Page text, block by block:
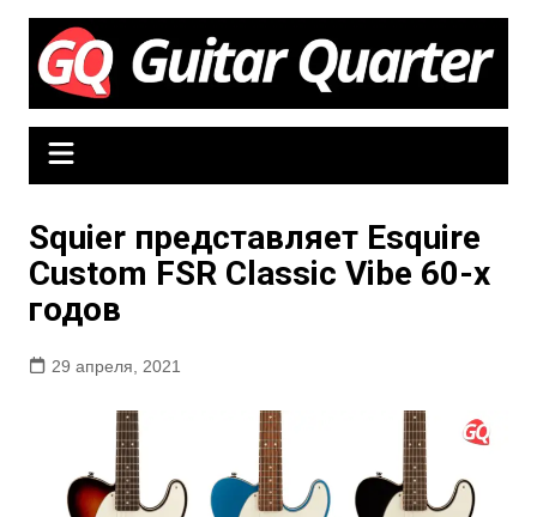
Перейти
содержимому
Squier представляет Esquire
Custom FSR Classic Vibe 60-х
годов
29 апреля, 2021